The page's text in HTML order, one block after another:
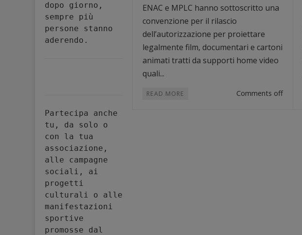
dopo giorno,
sempre più
persone stanno
aderendo.
Partecipa anche
tu, da solo o
con la tua
associazione,
alle campagne
sociali, ai
progetti
culturali o alle
manifestazioni
sportive
promosse dal
ENAC e MPLC hanno sottoscritto una
convenzione per il rilascio
dell’autorizzazione per proiettare
legalmente film, documentari e cartoni
animati tratti da supporti home video
quali...
READ MORE Comments off